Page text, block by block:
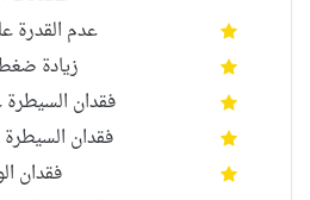
عدم القدرة
زيادة
فقدان السيطرة
فقدان السيطرة
فقدان